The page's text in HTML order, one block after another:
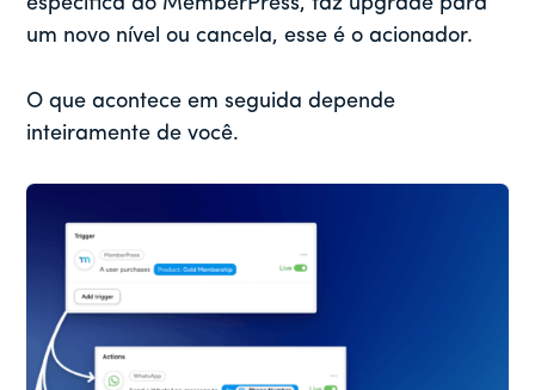
um novo nível ou cancela, esse é o acionador.
O que acontece em seguida depende
inteiramente de você.